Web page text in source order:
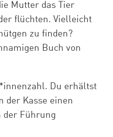
Mutter das Tier
flüchten. Vielleicht
zu finden?
Buch von
Du erhältst
der Kasse einen
der Führung